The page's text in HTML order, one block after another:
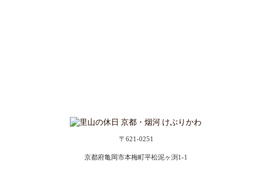
〒621-0251
京都府亀岡市本梅町平松泥ヶ渕1-1